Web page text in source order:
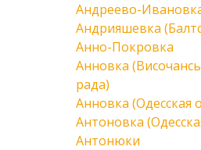
Андреево-
Андрияшевка
Анно-Покровка
Анновка
рада)
Анновка (Одесская
Антоновка
Антонюки